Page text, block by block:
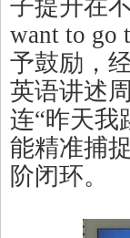
子提升在
want to go
予鼓励，
英语讲述
连“昨天我
能精准捕
阶闭环。